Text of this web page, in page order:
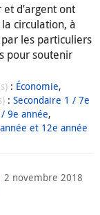
et d’argent ont
circulation, à
les particuliers
pour soutenir
: Économie,
:Secondaire 1 / 7e
9e année,
et 12e année
2 novembre 2018